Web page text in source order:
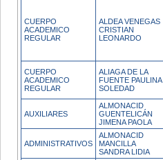
CUERPO
ACADEMICO
REGULAR
ALDEA VENEGAS
CRISTIAN
LEONARDO
CUERPO
ACADEMICO
REGULAR
ALIAGA DE LA
FUENTE PAULINA
SOLEDAD
AUXILIARES
ALMONACID
GUENTELICÁN
JIMENA PAOLA
ADMINISTRATIVOS
ALMONACID
MANCILLA
SANDRA LIDIA